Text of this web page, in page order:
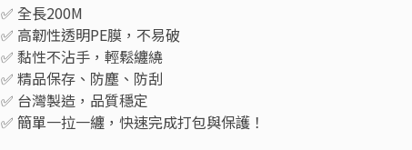
✅ 全長200M
✅ 高韌性透明PE膜，不易破
✅ 黏性不沾手，輕鬆纏繞
✅ 精品保存、防塵、防刮
✅ 台灣製造，品質穩定
✅ 簡單一拉一纏，快速完成打包與保護！